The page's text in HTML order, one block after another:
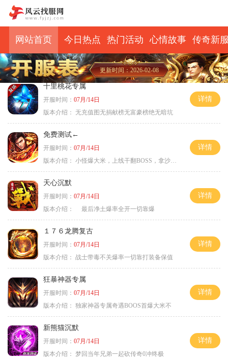
网站首页 今日热点 热门活动 心情故事 传奇新
更新时间：2026-02-08
十里桃花专属
开服时间： 07月/14日
版本介绍： 无充值图无捐献榜无富豪榜绝无暗坑
详情
免费测试←
开服时间： 07月/14日
版本介绍： 小怪爆大米，上线干翻BOSS，拿沙大奖
详情
天心沉默
开服时间： 07月/14日
版本介绍：
最后净土爆率全开一切靠爆
详情
１７６龙腾复古
开服时间： 07月/14日
版本介绍： 战士带毒不关爆率一切靠打装备保值
详情
狂暴神器专属
开服时间： 07月/14日
版本介绍： 独家神器专属奇遇BOOS首爆大米不
详情
新熊猫沉默
开服时间： 07月/14日
版本介绍： 梦回当年兄弟一起砍传奇0冲终极
详情